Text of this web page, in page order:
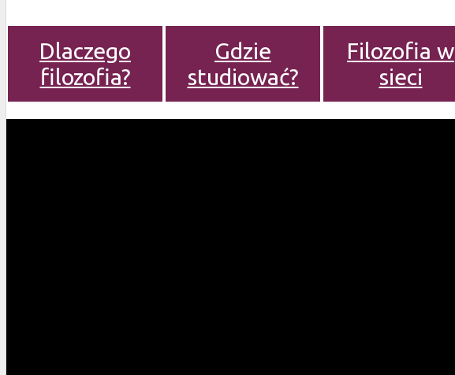
Dlaczego
filozofia?
Gdzie
studiować?
Filozofia w
sieci